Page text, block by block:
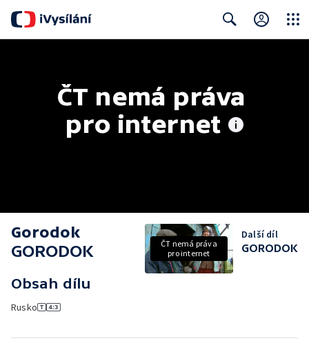
ČT nemá práva
pro internet
Gorodok
GORODOK
Obsah dílu
Rusko
ČT nemá práva
pro internet
Další díl
GORODOK